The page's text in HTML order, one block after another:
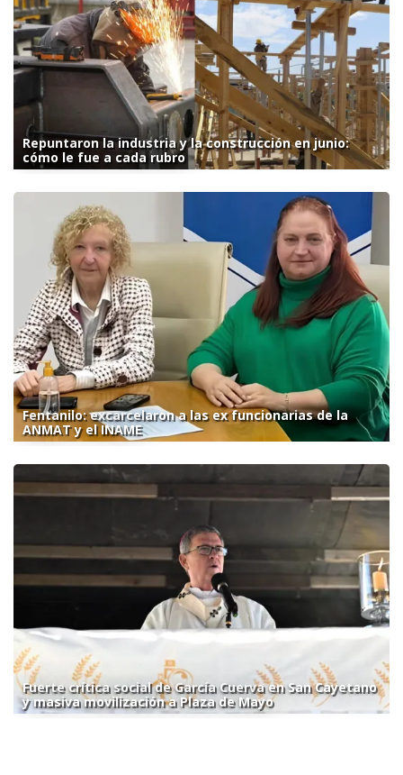
Repuntaron la industria y la construcción en junio:
cómo le fue a cada rubro
Fentanilo: excarcelaron a las ex funcionarias de la
ANMAT y el INAME
Fuerte crítica social de García Cuerva en San Cayetano
y masiva movilización a Plaza de Mayo